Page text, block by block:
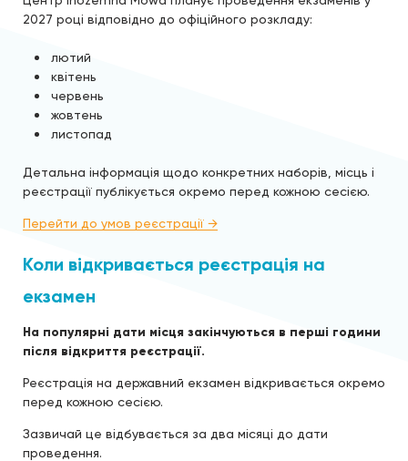
2027 році відповідно до офіційного розкладу:
лютий
квітень
червень
жовтень
листопад
Детальна інформація щодо конкретних наборів, місць і
реєстрації публікується окремо перед кожною сесією.
Перейти до умов реєстрації →
Коли відкривається реєстрація на
екзамен
На популярні дати місця закінчуються в перші години
після відкриття реєстрації.
Реєстрація на державний екзамен відкривається окремо
перед кожною сесією.
Зазвичай це відбувається за два місяці до дати
проведення.